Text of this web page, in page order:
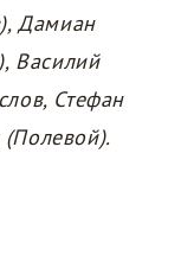
Дамиан
Василий
Стефан